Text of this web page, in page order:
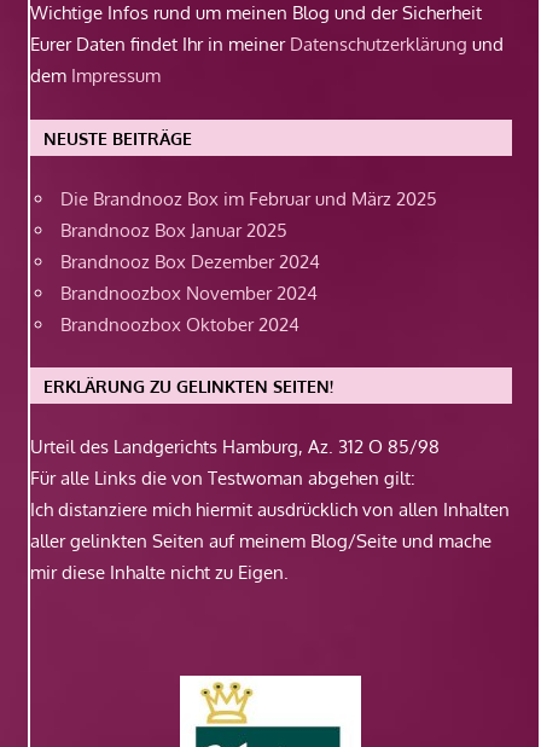
Wichtige Infos rund um meinen Blog und der Sicherheit
Eurer Daten findet Ihr in meiner Datenschutzerklärung und
dem Impressum
NEUSTE BEITRÄGE
Die Brandnooz Box im Februar und März 2025
Brandnooz Box Januar 2025
Brandnooz Box Dezember 2024
Brandnoozbox November 2024
Brandnoozbox Oktober 2024
ERKLÄRUNG ZU GELINKTEN SEITEN!
Urteil des Landgerichts Hamburg, Az. 312 O 85/98
Für alle Links die von Testwoman abgehen gilt:
Ich distanziere mich hiermit ausdrücklich von allen Inhalten
aller gelinkten Seiten auf meinem Blog/Seite und mache
mir diese Inhalte nicht zu Eigen.